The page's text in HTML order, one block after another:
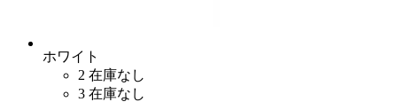
ホワイト
2 在庫なし
3 在庫なし